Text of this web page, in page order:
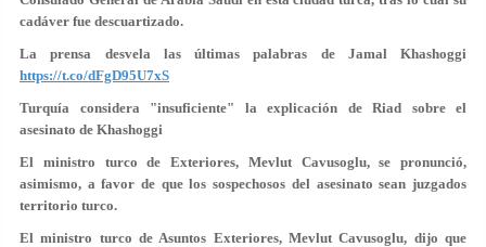
cadáver fue descuartizado.
La prensa desvela las últimas palabras de Jamal Khashoggi
https://t.co/dFgD95U7xS
Turquía considera "insuficiente" la explicación de Riad sobre el
asesinato de Khashoggi
El ministro turco de Exteriores, Mevlut Cavusoglu, se pronunció,
asimismo, a favor de que los sospechosos del asesinato sean juzgados
territorio turco.
El ministro turco de Asuntos Exteriores, Mevlut Cavusoglu, dijo que